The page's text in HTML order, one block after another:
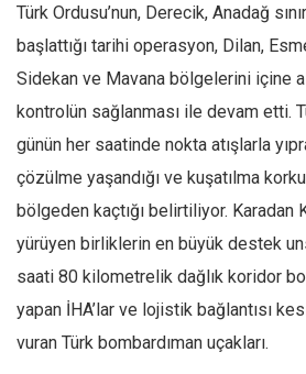
Türk Ordusu’nun, Derecik, Anadağ
başlattığı tarihi operasyon, Dilan,
Sidekan ve Mavana bölgelerini içine
kontrolün sağlanması ile devam etti.
günün her saatinde nokta atışlarla
çözülme yaşandığı ve kuşatılma
bölgeden kaçtığı belirtiliyor. Karadan
yürüyen birliklerin en büyük destek
saati 80 kilometrelik dağlık koridor
yapan İHA’lar ve lojistik bağlantısı
vuran Türk bombardıman uçakları.